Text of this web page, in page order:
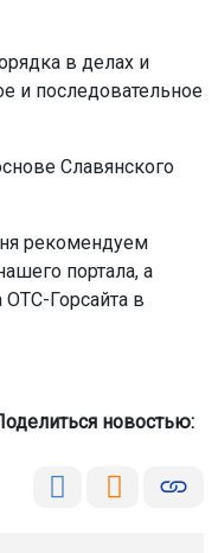
в делах и
и последовательное
Славянского
рекомендуем
портала, а
ОТС-Горсайта в
новостью: